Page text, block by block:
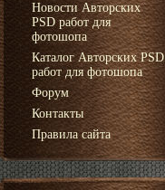
Новости Авторских
PSD работ для
фотошопа
Каталог Авторских PSD
работ для фотошопа
Форум
Контакты
Правила сайта